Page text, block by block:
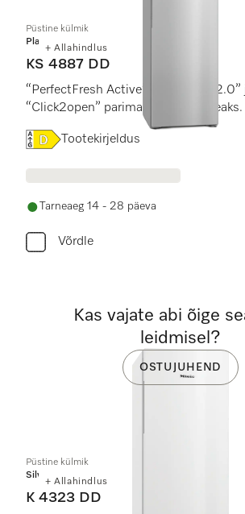
+ Allahindlus
Püstine külmik
Platinum
KS 4887 DD
“PerfectFresh Active”, “FlexiLight 2.0”
“Click2open” parima mugavuse heaks.
Online Label Flag, Energiamärgis
Tootekirjeldus
Tarneaeg 14 - 28 päeva
Võrdle
+ Allahindlus
Püstine külmik
Silver
K 4323 DD
Kas vajate abi õige
leidmisel?
OSTUJUHEND